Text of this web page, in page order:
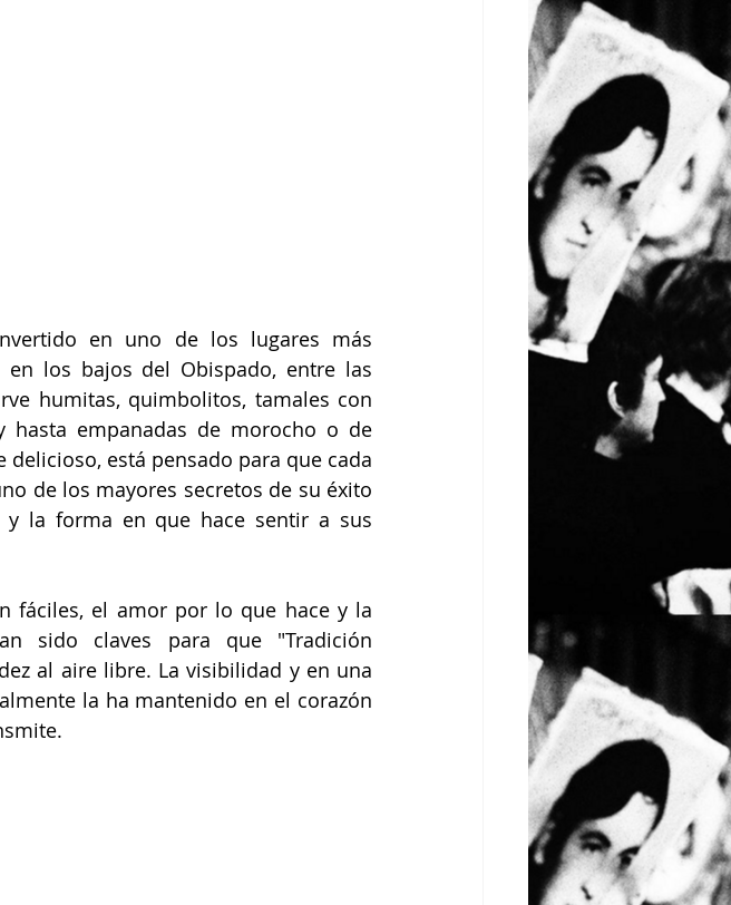
en uno de los lugares más
los bajos del Obispado, entre las
humitas, quimbolitos, tamales con
hasta empanadas de morocho o de
está pensado para que cada
de los mayores secretos de su éxito
la forma en que hace sentir a sus
fáciles, el amor por lo que hace y la
sido claves para que "Tradición
al aire libre. La visibilidad y en una
la ha mantenido en el corazón